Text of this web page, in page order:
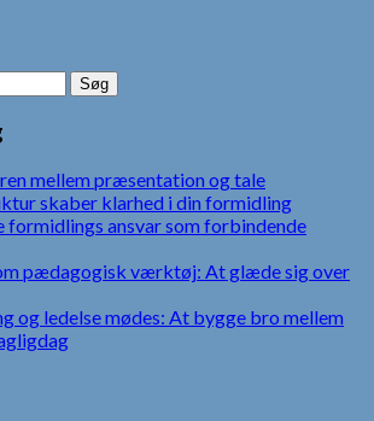
mellem præsentation og tale
skaber klarhed i din formidling
formidlings ansvar som forbindende
pædagogisk værktøj: At glæde sig over
og ledelse mødes: At bygge bro mellem